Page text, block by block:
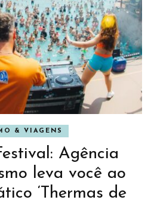
& VIAGENS
Agência
leva você ao
‘Thermas de